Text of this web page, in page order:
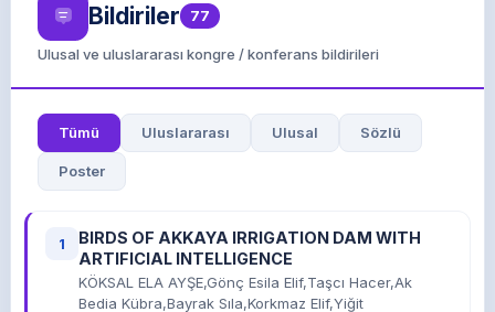
Bildiriler 77
Ulusal ve uluslararası kongre / konferans bildirileri
Tümü Uluslararası Ulusal Sözlü
Poster
1
BIRDS OF AKKAYA IRRIGATION DAM WITH
ARTIFICIAL INTELLIGENCE
KÖKSAL ELA AYŞE,Gönç Esila Elif,Taşcı Hacer,Ak
Bedia Kübra,Bayrak Sıla,Korkmaz Elif,Yiğit